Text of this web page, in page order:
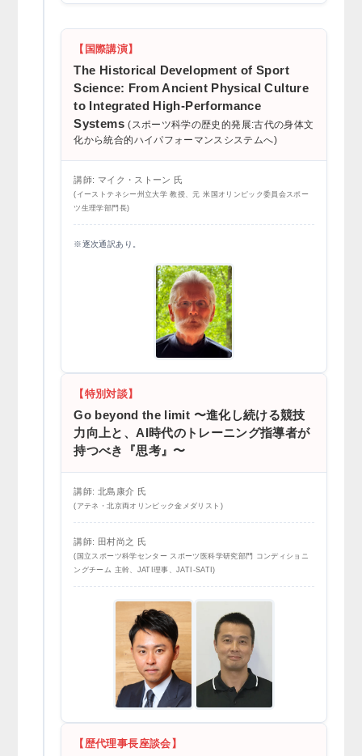
【国際講演】
The Historical Development of Sport
Science: From Ancient Physical Culture
to Integrated High-Performance
Systems(スポーツ科学の歴史的発展:古代の身体文
化から統合的ハイパフォーマンスシステムへ)
講師: マイク・ストーン 氏
(イーストテネシー州立大学 教授、元 米国オリンピック委員会スポー
ツ生理学部門長)
※逐次通訳あり。
【特別対談】
Go beyond the limit 〜進化し続ける競技
力向上と、AI時代のトレーニング指導者が
持つべき『思考』〜
講師: 北島康介 氏
(アテネ・北京両オリンピック金メダリスト)
講師: 田村尚之 氏
(国立スポーツ科学センター スポーツ医科学研究部門 コンディショニ
ングチーム 主幹、JATI理事、JATI-SATI)
【歴代理事長座談会】